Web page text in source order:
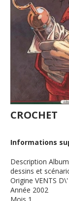
CROCHET
Informations
Description
dessins et
Origine VENTS
Année 2002